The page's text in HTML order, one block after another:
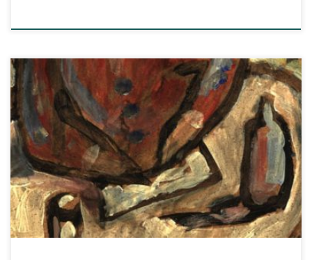
«También de palomar se muere un hombre, cuando sabe vivir por
una carta.»